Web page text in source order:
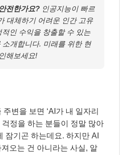
전한가요? 인공지능이 빠르
대체하기 어려운 인간 고유
인 수익을 창출할 수 있는
개합니다. 미래를 위한 현
해보세요!
변을 보면 ‘AI가 내 일자리
걱정을 하는 분들이 정말 많아
잠기곤 하는데요. 하지만 AI
오는 건 아니라는 사실, 알